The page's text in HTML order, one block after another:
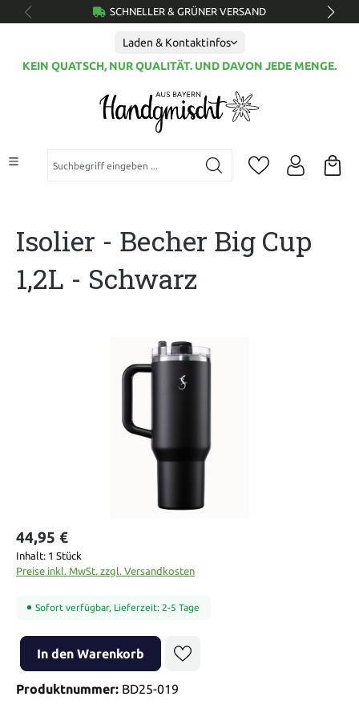
springen SCHNELLER & GRÜNER VERSAND
Laden & Kontaktinfos
KEIN QUATSCH, NUR QUALITÄT. UND DAVON JEDE MENGE.
Suchbegriff eingeben ...
Isolier - Becher Big Cup
1,2L - Schwarz
Bildergalerie überspringen
44,95 €
Inhalt: 1 Stück
Preise inkl. MwSt. zzgl. Versandkosten
Sofort verfügbar, Lieferzeit: 2-5 Tage
Produkt Anzahl: Gib den gewünschten Wert ein oder benutze die
In den Warenkorb
Produktnummer: BD25-019